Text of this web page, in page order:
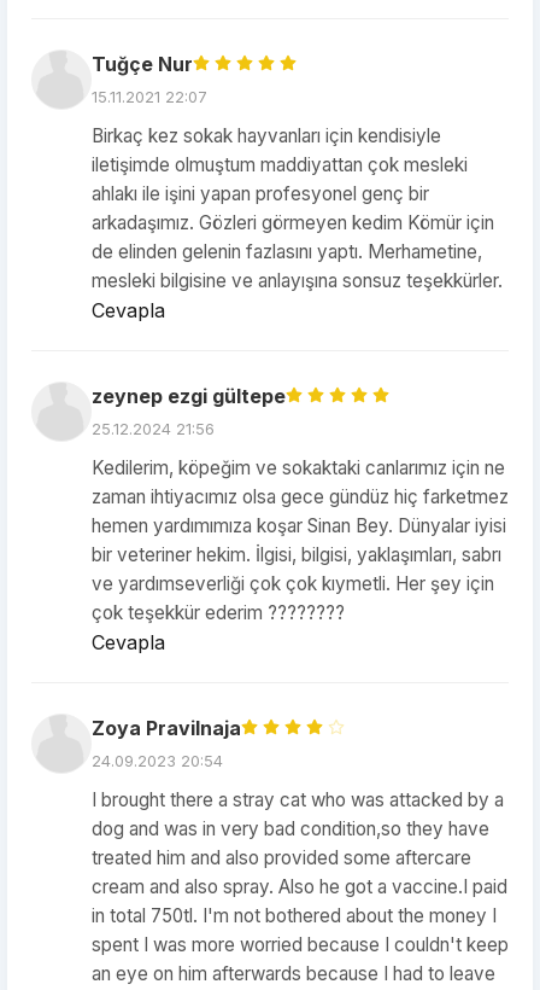
Tuğçe Nur
15.11.2021 22:07
Birkaç kez sokak hayvanları için kendisiyle
iletişimde olmuştum maddiyattan çok mesleki
ahlakı ile işini yapan profesyonel genç bir
arkadaşımız. Gözleri görmeyen kedim Kömür için
de elinden gelenin fazlasını yaptı. Merhametine,
mesleki bilgisine ve anlayışına sonsuz teşekkürler.
Cevapla
zeynep ezgi gültepe
25.12.2024 21:56
Kedilerim, köpeğim ve sokaktaki canlarımız için ne
zaman ihtiyacımız olsa gece gündüz hiç farketmez
hemen yardımımıza koşar Sinan Bey. Dünyalar iyisi
bir veteriner hekim. İlgisi, bilgisi, yaklaşımları, sabrı
ve yardımseverliği çok çok kıymetli. Her şey için
çok teşekkür ederim ????????
Cevapla
Zoya Pravilnaja
24.09.2023 20:54
I brought there a stray cat who was attacked by a
dog and was in very bad condition,so they have
treated him and also provided some aftercare
cream and also spray. Also he got a vaccine.I paid
in total 750tl. I'm not bothered about the money I
spent I was more worried because I couldn't keep
an eye on him afterwards because I had to leave